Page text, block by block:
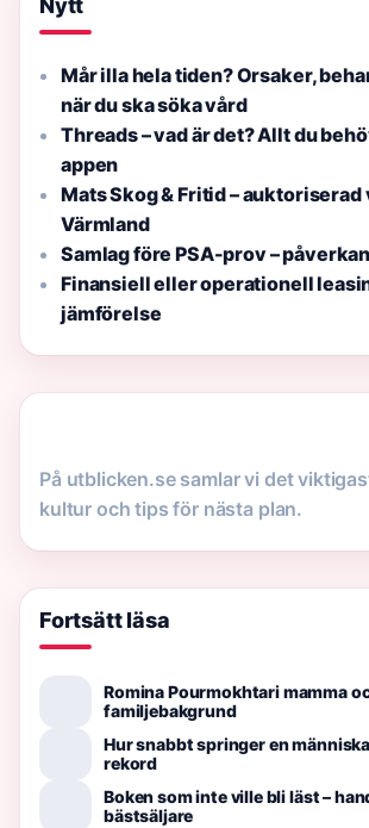
Nytt
Mår illa hela tiden? Orsaker,
när du ska söka vård
Threads – vad är det? Allt du
appen
Mats Skog & Fritid – auktoriserad
Värmland
Samlag före PSA-prov –
Finansiell eller operationell
jämförelse
På utblicken.se samlar vi det
kultur och tips för nästa plan.
Fortsätt läsa
Romina Pourmokhtari mamma
familjebakgrund
Hur snabbt springer en
rekord
Boken som inte ville bli läst –
bästsäljare